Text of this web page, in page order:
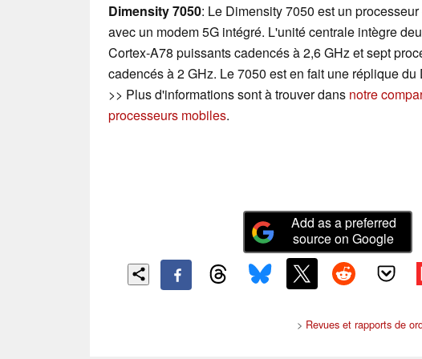
Dimensity 7050: Le Dimensity 7050 est un
avec un modem 5G intégré. L'unité centrale intègre
Cortex-A78 puissants cadencés à 2,6 GHz et sept
cadencés à 2 GHz. Le 7050 est en fait une réplique du
>> Plus d'informations sont à trouver dans notre
processeurs mobiles.
Add as a preferred
source on Google
> Revues et rapports de